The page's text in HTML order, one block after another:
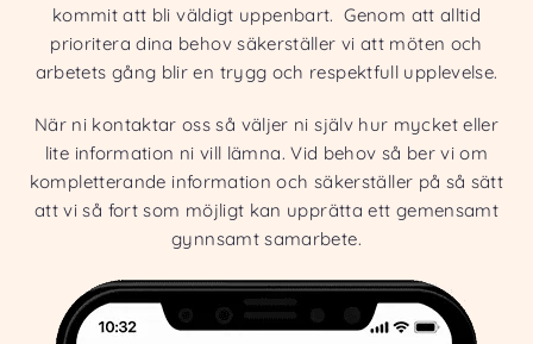
kommit att bli väldigt uppenbart. Genom att alltid
prioritera dina behov säkerställer vi att möten och
arbetets gång blir en trygg och respektfull upplevelse.
När ni kontaktar oss så väljer ni själv hur mycket eller
lite information ni vill lämna. Vid behov så ber vi om
kompletterande information och säkerställer på så sätt
att vi så fort som möjligt kan upprätta ett gemensamt
gynnsamt samarbete.